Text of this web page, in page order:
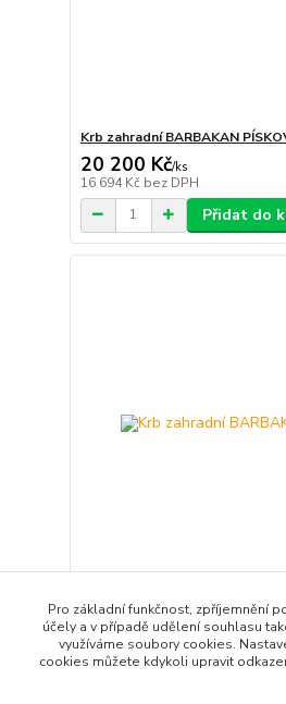
Krb zahradní BARBAKAN
20 200 Kč/ks
16 694 Kč bez DPH
Přidat do
Krb zahradní BARBAKAN KÁMEN
20 200 Kč/ks
16 694 Kčbez DPH
Pro základní funkčnost, zpříjemnění
účely a v případě udělení souhlasu
využíváme soubory cookies.
cookies můžete kdykoli upravit